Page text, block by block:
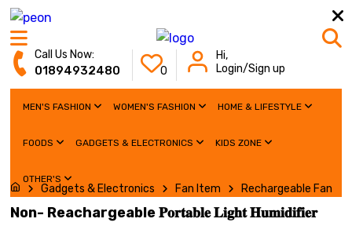
Call Us Now:
01894932480 0
Hi,
Login/Sign up
MEN'S FASHION WOMEN'S FASHION HOME & LIFESTYLE
FOODS GADGETS & ELECTRONICS KIDS ZONE
OTHER'S
Gadgets & Electronics Fan Item Rechargeable Fan
Non- Reachargeable 𝐏𝐨𝐫𝐭𝐚𝐛𝐥𝐞 𝐋𝐢𝐠𝐡𝐭 𝐇𝐮𝐦𝐢𝐝𝐢𝐟𝐢𝐞𝐫